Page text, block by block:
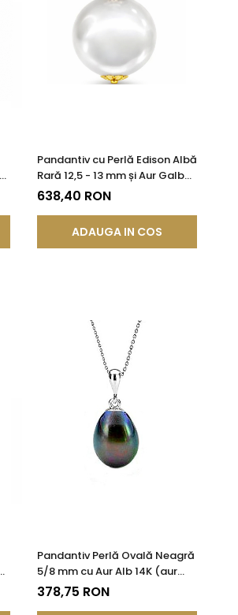
Pandantiv cu Perlă Edison Albă
Rară 12,5 - 13 mm și Aur Galben
14K (aur 585) | KASKADDA®
638,40 RON
ADAUGA IN COS
Pandantiv Perlă Ovală Neagră
5/8 mm cu Aur Alb 14K (aur
585)
378,75 RON